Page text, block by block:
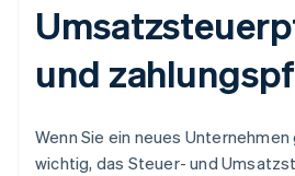
und
Wenn Sie ein neues
wichtig, das Steuer- und